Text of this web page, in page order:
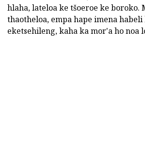
hlaha, lateloa ke tšoeroe ke boroko.
thaotheloa, empa hape imena habeli
eketsehileng, kaha ka mor'a ho noa